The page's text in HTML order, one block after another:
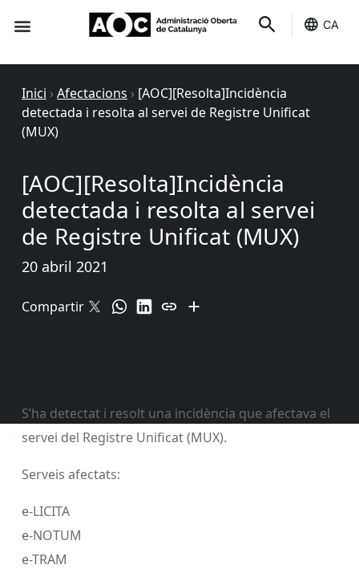
CA
Inici › Afectacions › [AOC][Resolta]Incidència
detectada i resolta al servei de Registre Unificat
(MUX)
[AOC][Resolta]Incidència
detectada i resolta al servei
de Registre Unificat (MUX)
20 abril 2021
Compartir
S’ha detectat i resolt una incidència que afectava el
servei del Registre Unificat (MUX).
Serveis afectats:
e-LICITA
e-NOTUM
e-TRAM